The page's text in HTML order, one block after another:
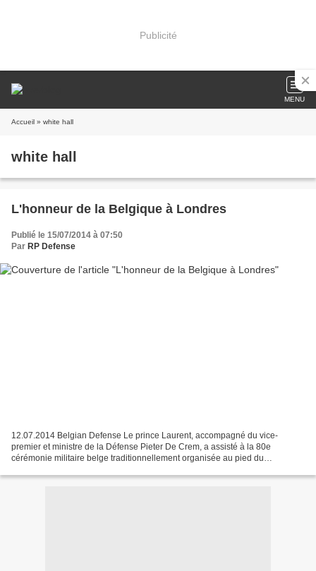
Publicité
MENU
Accueil » white hall
white hall
L'honneur de la Belgique à Londres
Publié le 15/07/2014 à 07:50
Par RP Defense
12.07.2014 Belgian Defense Le prince Laurent, accompagné du vice-
premier et ministre de la Défense Pieter De Crem, a assisté à la 80e
cérémonie militaire belge traditionnellement organisée au pied du